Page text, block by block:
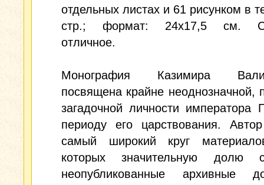
отдельных листах и 61 рисунком в
стр.; формат: 24x17,5 см.
отличное.
Монография Казимира
посвящена крайне неоднозначной,
загадочной личности
периоду его царствования.
самый широкий круг
которых значительную долю
неопубликованные архивные